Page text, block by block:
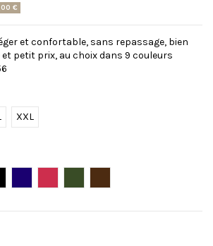
€
et confortable, sans repassage, bien
petit prix, au choix dans 9 couleurs
XXL